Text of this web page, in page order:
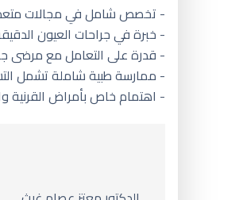
- تخصص شامل في مجالات
- خبرة في جراحات العيون
- قدرة على التعامل مع مرضى
- ممارسة طبية شاملة تشمل
- اهتمام خاص بأمراض القرنية